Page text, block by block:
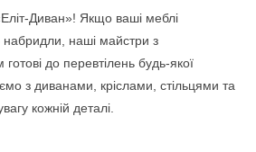
Диван»! Якщо ваші меблі
наші майстри з
до перевтілень будь-якої
з диванами, кріслами, стільцями та
кожній деталі.